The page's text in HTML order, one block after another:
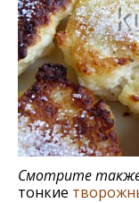
Смотрите
тонкие